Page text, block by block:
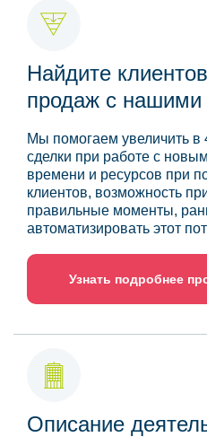
Найдите
продаж с
Мы помогаем увеличить в
сделки при работе с
времени и ресурсов при
клиентов, возможность
правильные моменты,
автоматизировать этот
Узнать подробнее
Описание